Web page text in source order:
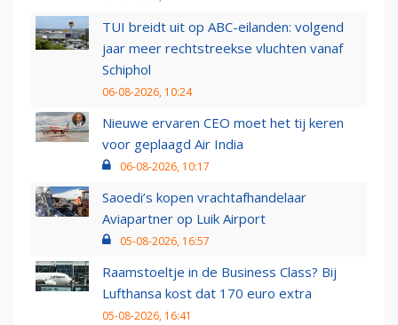
TUI breidt uit op ABC-eilanden: volgend
jaar meer rechtstreekse vluchten vanaf
Schiphol
06-08-2026, 10:24
Nieuwe ervaren CEO moet het tij keren
voor geplaagd Air India
06-08-2026, 10:17
Saoedi’s kopen vrachtafhandelaar
Aviapartner op Luik Airport
05-08-2026, 16:57
Raamstoeltje in de Business Class? Bij
Lufthansa kost dat 170 euro extra
05-08-2026, 16:41